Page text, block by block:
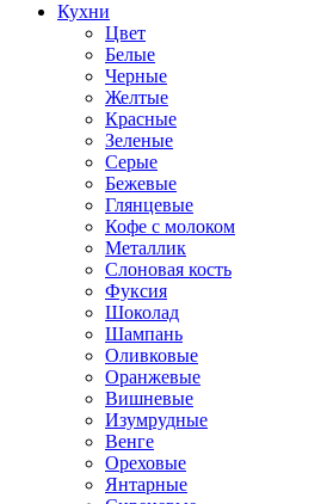
Кухни
Цвет
Белые
Черные
Желтые
Красные
Зеленые
Серые
Бежевые
Глянцевые
Кофе с молоком
Металлик
Слоновая кость
Фуксия
Шоколад
Шампань
Оливковые
Оранжевые
Вишневые
Изумрудные
Венге
Ореховые
Янтарные